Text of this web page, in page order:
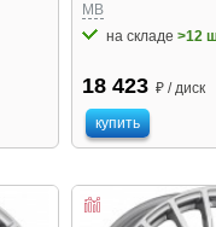
MB
на складе >12
18 423 ₽ / диск
купить